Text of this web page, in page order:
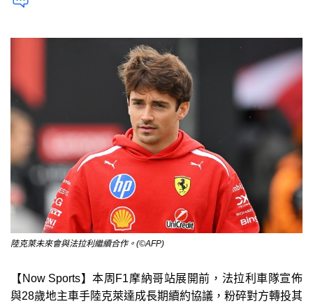
陸克萊未來會與法拉利繼續合作。(©AFP)
【Now Sports】本周F1摩納哥站展開前，法拉利車隊宣佈
與28歲地主車手陸克萊達成長期續約協議，粉碎對方轉投其